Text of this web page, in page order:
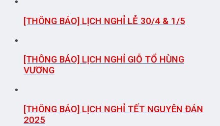
[THÔNG BÁO] LỊCH NGHỈ LỄ 30/4 & 1/5
[THÔNG BÁO] LỊCH NGHỈ GIỖ TỔ HÙNG
VƯƠNG
[THÔNG BÁO] LỊCH NGHỈ TẾT NGUYÊN ĐÁN
2025